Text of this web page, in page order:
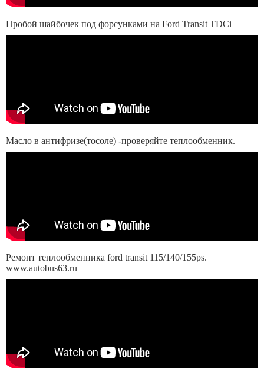
Пробой шайбочек под форсунками на Ford Transit TDCi
Масло в антифризе(тосоле) -проверяйте теплообменник.
Ремонт теплообменника ford transit 115/140/155ps.
www.autobus63.ru